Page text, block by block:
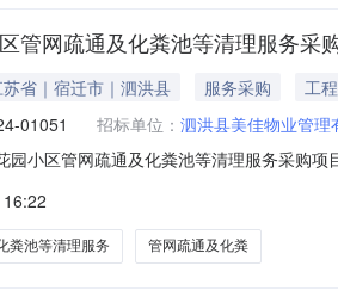
管网疏通及化粪池等清理服务采
省｜宿迁市｜泗洪县 服务采购
工程
01051 招标单位： 泗洪县美佳物业管理
园小区管网疏通及化粪池等清理服务采购
限责任公司拟采购泗洪县高庄花园小区管
六）服务期
粪池等清理服务 管网疏通及化粪